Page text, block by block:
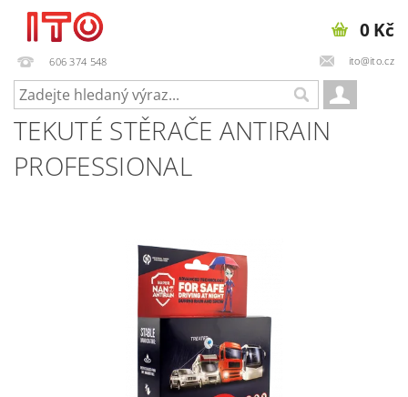
606 374 548 ito@ito.cz
0 Kč
TEKUTÉ STĚRAČE ANTIRAIN
PROFESSIONAL